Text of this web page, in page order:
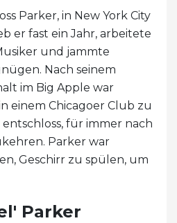
Parker, in New York City
er fast ein Jahr, arbeitete
und jammte
Nach seinem
im Big Apple war
einem Chicagoer Club zu
für immer nach
Parker war
Geschirr zu spülen, um
Parker